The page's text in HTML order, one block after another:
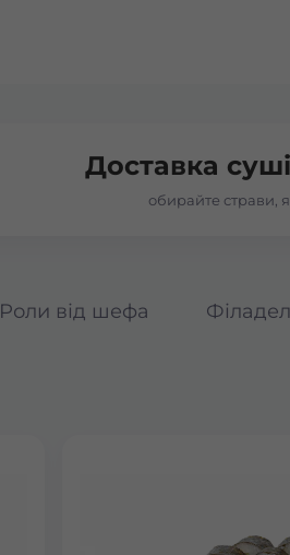
Доставка
обирайте страви,
Роли від шефа